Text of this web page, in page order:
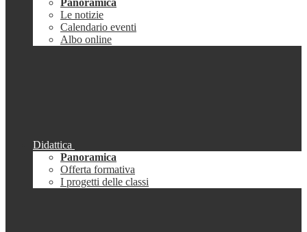
Panoramica
Le notizie
Calendario eventi
Albo online
Didattica
Panoramica
Offerta formativa
I progetti delle classi